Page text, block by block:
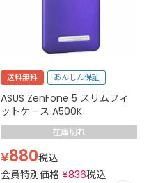
送料無料 あんしん保証
ASUS ZenFone 5 スリムフィ
ットケース A500K
在庫切れ
¥880税込
会員特別価格 ¥836税込